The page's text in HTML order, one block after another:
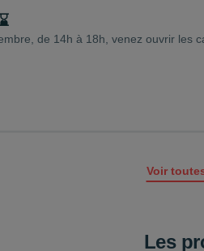
de 14h à 18h, venez ouvrir les
Voir
Les